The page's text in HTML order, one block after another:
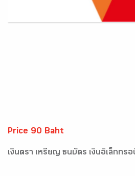
Price 90 Baht
เงินตรา เหรียญ ธนบัตร เงินอิเล็กทรอ